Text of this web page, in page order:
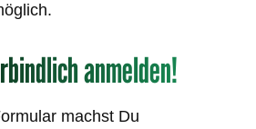
anmelden!
machst Du